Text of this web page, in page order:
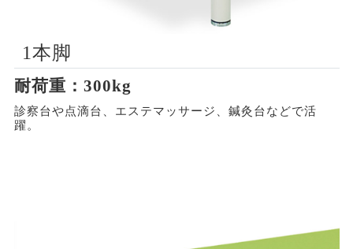
1本脚
耐荷重：300kg
診察台や点滴台、エステマッサージ、鍼灸台などで活
躍。